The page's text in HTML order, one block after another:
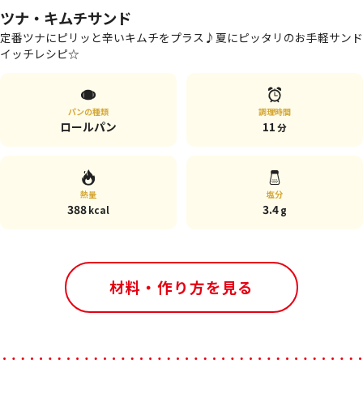
ツナ・キムチサンド
定番ツナにピリッと辛いキムチをプラス♪夏にピッタリのお手軽サンド
イッチレシピ☆
パンの種類
ロールパン
調理時間
11 分
熱量
388kcal
塩分
3.4g
材料・作り方を見る